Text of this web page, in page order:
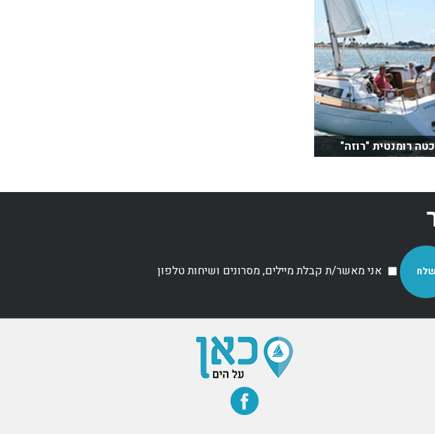
רומנטית "רוזה"
אני מאשר/ת קבלת מיילים, מסרונים ושיחות טלפון